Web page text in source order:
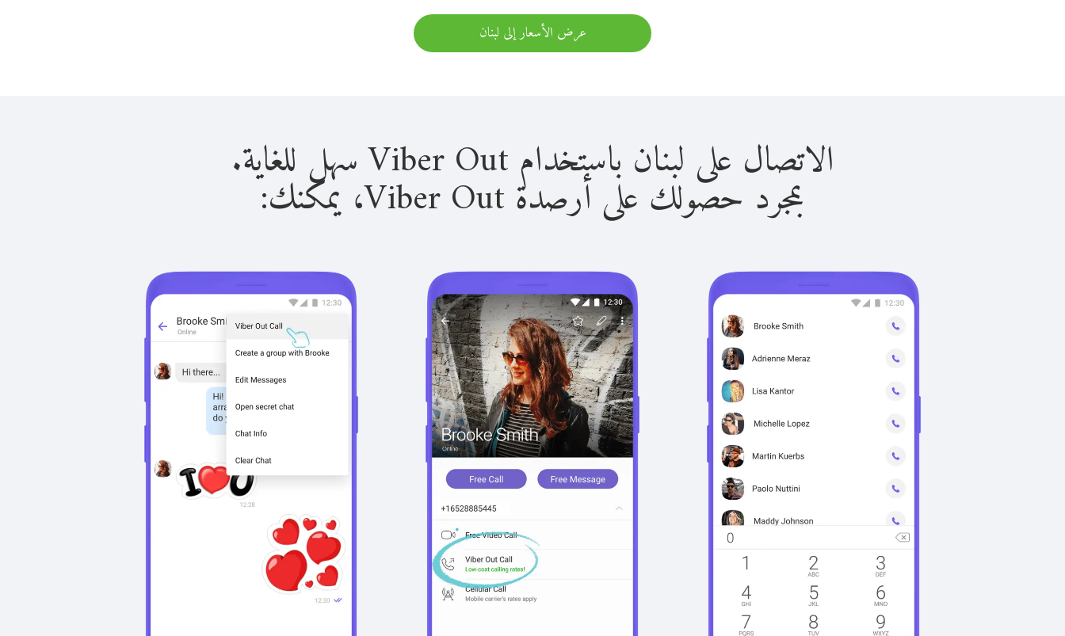
عرض الأسعار إلى لبنان
الاتصال على لبنان باستخدام Viber Out سهل للغاية.
بمجرد حصولك على أرصدة Viber Out، يمكنك: